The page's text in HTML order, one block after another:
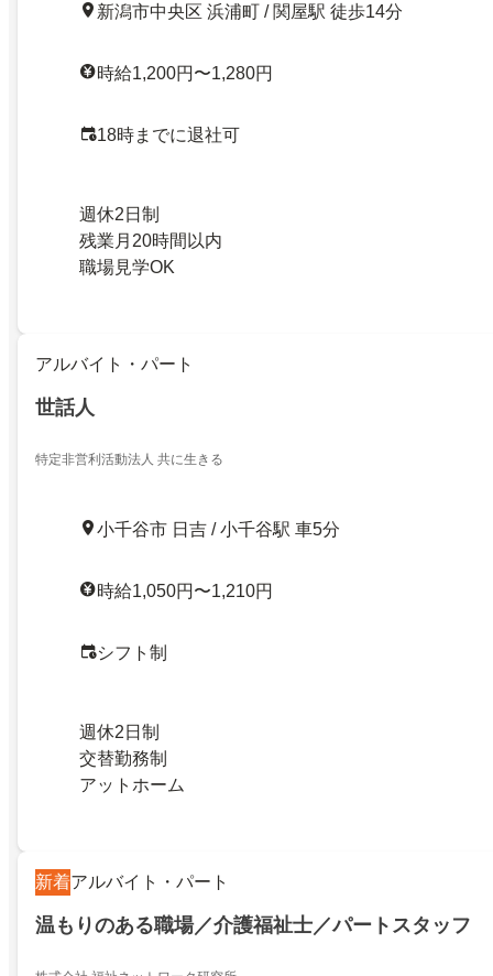
新潟市中央区 浜浦町 / 関屋駅 徒歩14分
時給1,200円〜1,280円
18時までに退社可
週休2日制
残業月20時間以内
職場見学OK
アルバイト・パート
世話人
特定非営利活動法人 共に生きる
小千谷市 日吉 / 小千谷駅 車5分
時給1,050円〜1,210円
シフト制
週休2日制
交替勤務制
アットホーム
新着アルバイト・パート
温もりのある職場／介護福祉士／パートスタッフ